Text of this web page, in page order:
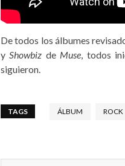
De todos los álbumes
yShowbiz de Muse, todos
siguieron.
TAGS ÁLBUM ROCK